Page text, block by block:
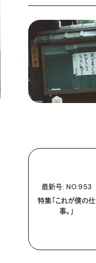
最新号: NO.953
特集「これが僕の仕
事。」